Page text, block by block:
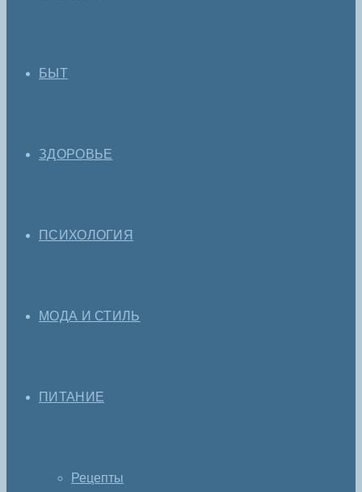
БЫТ
ЗДОРОВЬЕ
ПСИХОЛОГИЯ
МОДА И СТИЛЬ
ПИТАНИЕ
Рецепты